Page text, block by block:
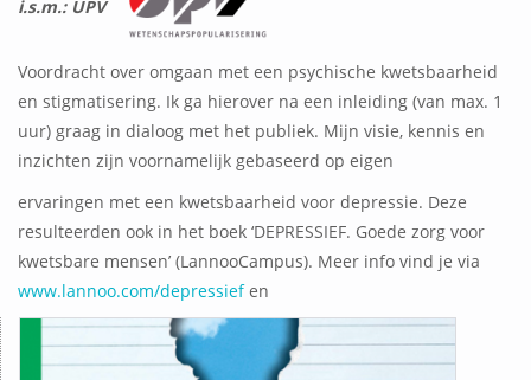
i.s.m.: UPV
Voordracht over omgaan met een psychische kwetsbaarheid
en stigmatisering. Ik ga hierover na een inleiding (van max. 1
uur) graag in dialoog met het publiek. Mijn visie, kennis en
inzichten zijn voornamelijk gebaseerd op eigen
ervaringen met een kwetsbaarheid voor depressie. Deze
resulteerden ook in het boek ‘DEPRESSIEF. Goede zorg voor
kwetsbare mensen’ (LannooCampus). Meer info vind je via
www.lannoo.com/depressiefen